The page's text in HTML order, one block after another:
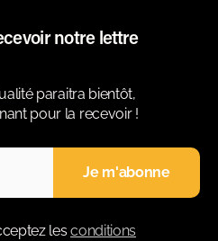
notre lettre
paraitra bientôt,
pour la recevoir !
lesconditions